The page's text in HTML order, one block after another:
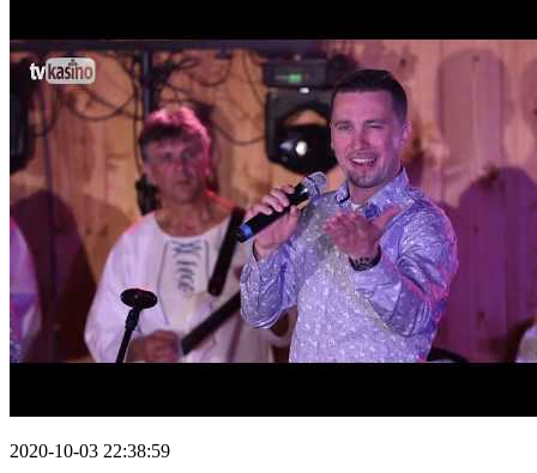
2020-10-03 22:38:59